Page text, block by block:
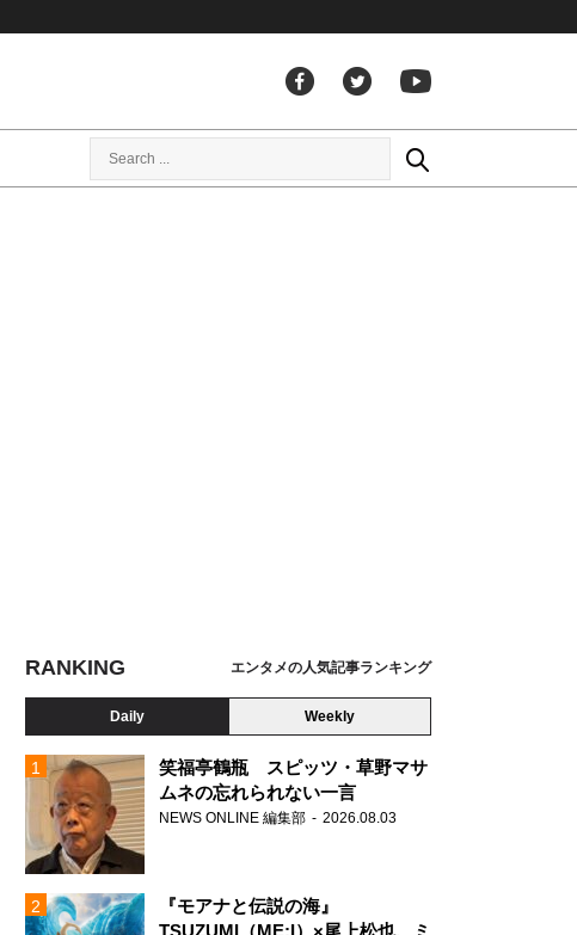
RANKING エンタメの人気記事ランキング
Daily Weekly
笑福亭鶴瓶 スピッツ・草野マサ
ムネの忘れられない一言
NEWS ONLINE 編集部 2026.08.03
『モアナと伝説の海』
TSUZUMI（ME:I）×尾上松也、ミ